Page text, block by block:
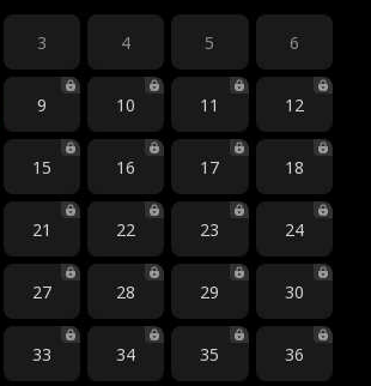
3 4 5 6
9 10 11 12
15 16 17 18
21 22 23 24
27 28 29 30
33 34 35 36